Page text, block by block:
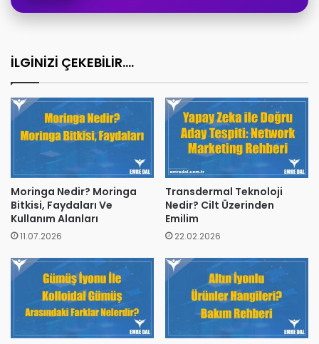
İLGİNİZİ ÇEKEBİLİR....
Moringa Nedir? Moringa
Bitkisi, Faydaları Ve
Kullanım Alanları
11.07.2026
Transdermal Teknoloji
Nedir? Cilt Üzerinden
Emilim
22.02.2026